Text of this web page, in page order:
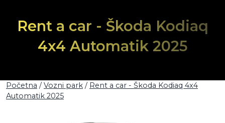
Rent a car - Škoda Kodiaq
4x4 Automatik 2025
Početna / Vozni park / Rent a car - Škoda Kodiaq 4x4
Automatik 2025